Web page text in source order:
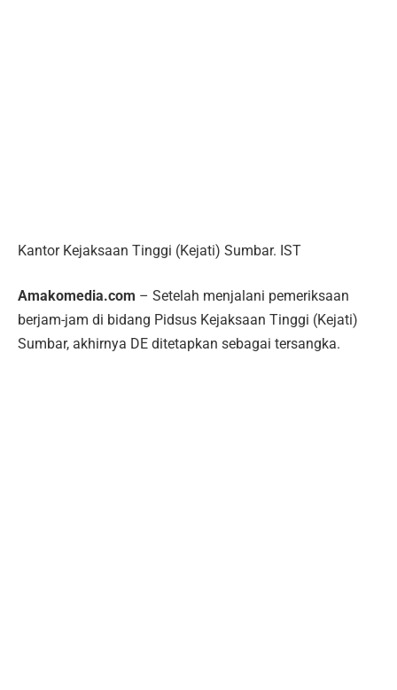
Kantor Kejaksaan Tinggi (Kejati) Sumbar. IST
Amakomedia.com – Setelah menjalani pemeriksaan
berjam-jam di bidang Pidsus Kejaksaan Tinggi (Kejati)
Sumbar, akhirnya DE ditetapkan sebagai tersangka.